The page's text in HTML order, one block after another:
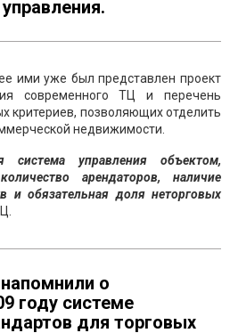
ими уже был представлен проект
современного ТЦ и перечень
критериев, позволяющих отделить
недвижимости.
управления объектом,
арендаторов, наличие
и обязательная доля неторговых
о
году системе
для торговых